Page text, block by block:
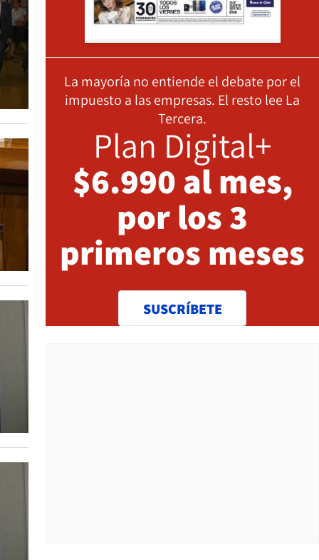
La mayoría no entiende el debate por el
impuesto a las empresas. El resto lee La
Tercera.
Plan Digital+
$6.990 al mes,
por los 3
primeros meses
SUSCRÍBETE